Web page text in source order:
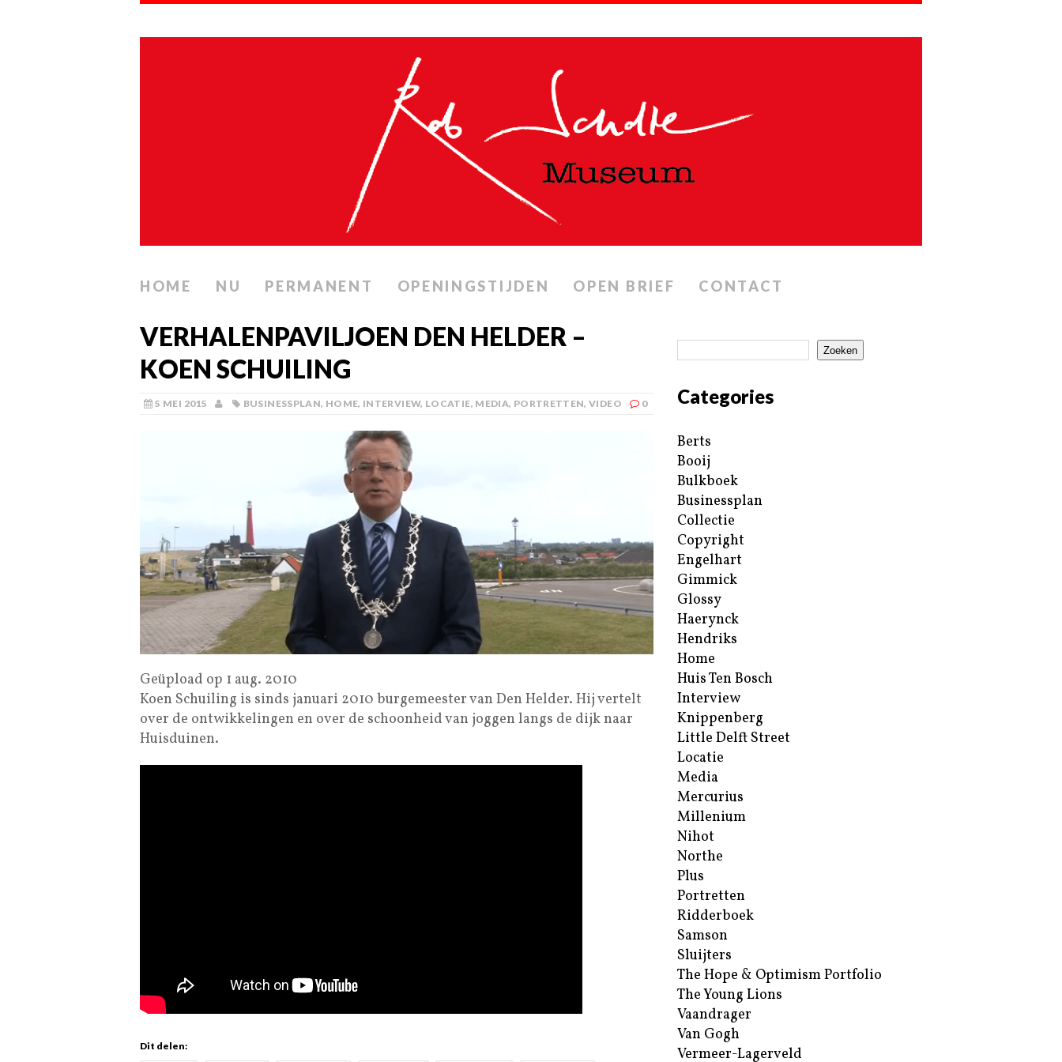
HOME NU PERMANENT OPENINGSTIJDEN OPEN BRIEF CONTACT
VERHALENPAVILJOEN DEN HELDER –
KOEN SCHUILING
5 MEI 2015 BUSINESSPLAN, HOME, INTERVIEW, LOCATIE, MEDIA, PORTRETTEN,VIDEO 0
Geüpload op 1 aug. 2010
Koen Schuiling is sinds januari 2010 burgemeester van Den Helder. Hij vertelt
over de ontwikkelingen en over de schoonheid van joggen langs de dijk naar
Huisduinen.
Dit delen:
Zoeken
Categories
Berts
Booij
Bulkboek
Businessplan
Collectie
Copyright
Engelhart
Gimmick
Glossy
Haerynck
Hendriks
Home
Huis Ten Bosch
Interview
Knippenberg
Little Delft Street
Locatie
Media
Mercurius
Millenium
Nihot
Northe
Plus
Portretten
Ridderboek
Samson
Sluijters
The Hope & Optimism Portfolio
The Young Lions
Vaandrager
Van Gogh
Vermeer-Lagerveld